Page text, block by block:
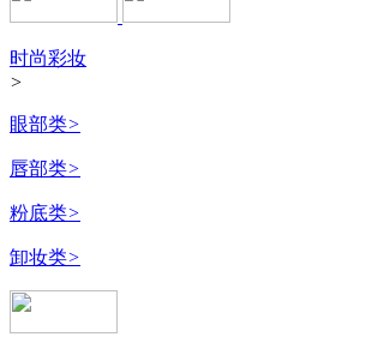
时尚彩妆
>
眼部类>
唇部类>
粉底类>
卸妆类>